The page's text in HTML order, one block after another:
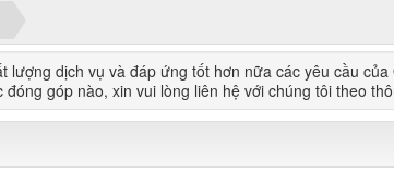
lượng dịch vụ và đáp ứng tốt hơn nữa các yêu cầu
góp nào, xin vui lòng liên hệ với chúng tôi theo